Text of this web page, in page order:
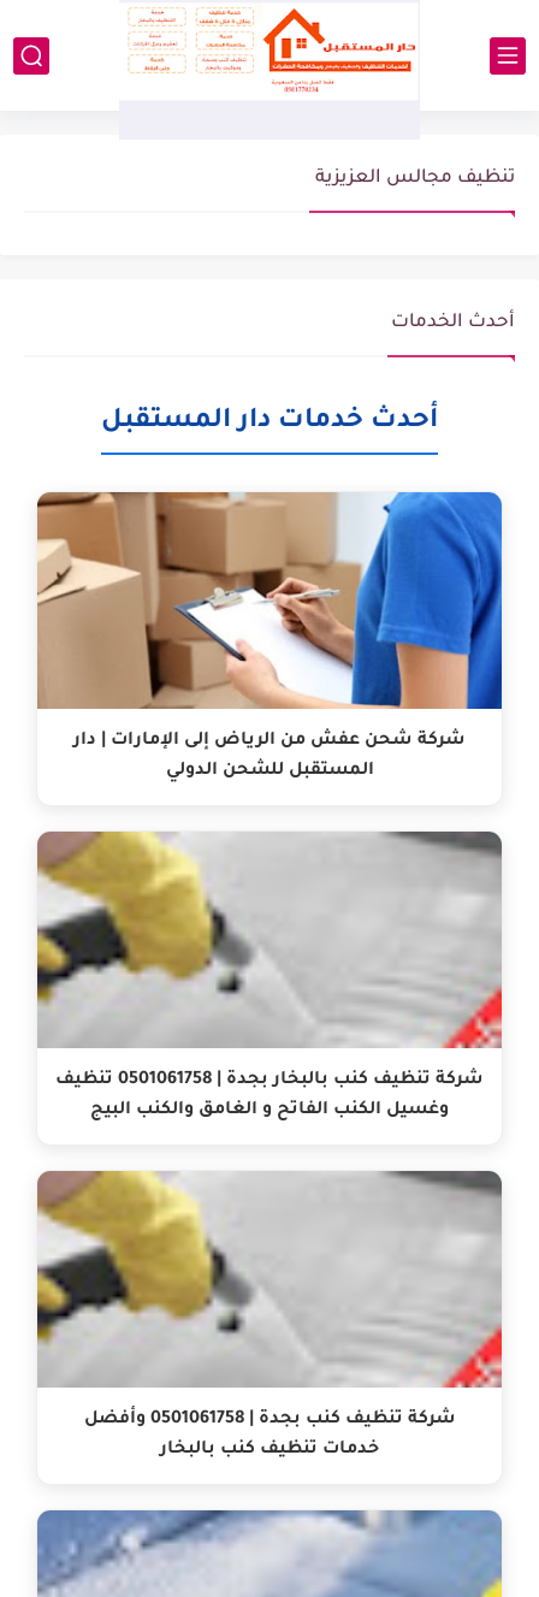
تنظيف مجالس العزيزية
أحدث الخدمات
أحدث خدمات دار المستقبل
شركة شحن عفش من الرياض إلى الإمارات | دار
المستقبل للشحن الدولي
شركة تنظيف كنب بالبخار بجدة | 0501061758 تنظيف
وغسيل الكنب الفاتح و الغامق والكنب البيج
شركة تنظيف كنب بجدة | 0501061758 وأفضل
خدمات تنظيف كنب بالبخار